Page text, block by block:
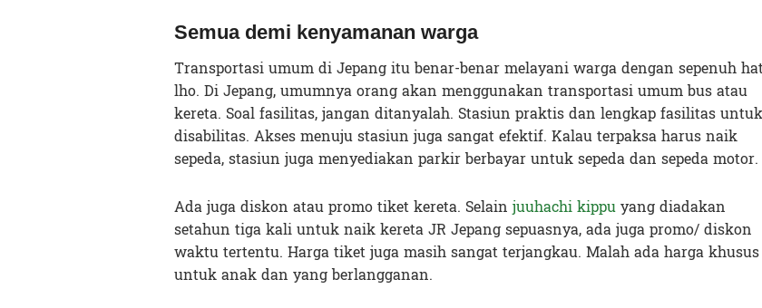
Semua demi kenyamanan warga
Transportasi umum di Jepang itu benar-benar melayani warga dengan sepenuh
lho. Di Jepang, umumnya orang akan menggunakan transportasi umum bus atau
kereta. Soal fasilitas, jangan ditanyalah. Stasiun praktis dan lengkap fasilitas untuk
disabilitas. Akses menuju stasiun juga sangat efektif. Kalau terpaksa harus naik
sepeda, stasiun juga menyediakan parkir berbayar untuk sepeda dan sepeda motor.
Ada juga diskon atau promo tiket kereta. Selainjuuhachi kippuyang diadakan
setahun tiga kali untuk naik kereta JR Jepang sepuasnya, ada juga promo/ diskon
waktu tertentu. Harga tiket juga masih sangat terjangkau. Malah ada harga khusus
untuk anak dan yang berlangganan.